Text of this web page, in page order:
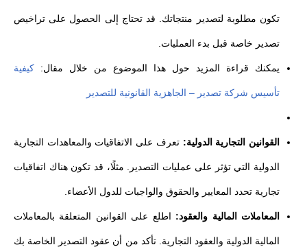
تكون مطلوبة لتصدير منتجاتك. قد تحتاج إلى الحصول على تراخيص
تصدير خاصة قبل بدء العمليات.
يمكنك قراءة المزيد حول هذا الموضوع من خلال مقال: كيفية
تأسيس شركة تصدير – الجاهزية القانونية للتصدير
القوانين التجارية الدولية:تعرف على الاتفاقيات والمعاهدات التجارية
الدولية التي تؤثر على عمليات التصدير. مثلًا، قد تكون هناك اتفاقيات
تجارية تحدد المعايير والحقوق والواجبات للدول الأعضاء.
المعاملات المالية والعقود: اطلع على القوانين المتعلقة بالمعاملات
المالية الدولية والعقود التجارية. تأكد من أن عقود التصدير الخاصة بك